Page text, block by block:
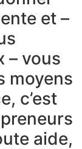
et –
– vous
moyens
c’est
aide,